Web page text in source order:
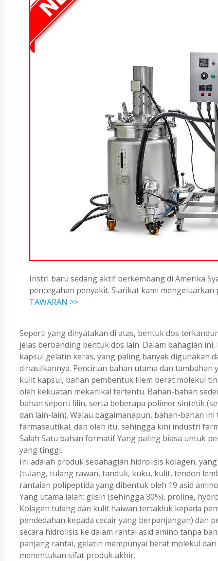
InstrI baru sedang aktif berkembang di Amerika
pencegahan penyakit. Siarikat kami
TAWARAN >>
Seperti yang dinyatakan di atas, bentuk dos
jelas berbanding bentuk dos lain. Dalam bahagian
kapsul gelatin keras, yang paling banyak digunakan
dihasilkannya. Pencirian bahan utama dan
kulit kapsul, bahan pembentuk filem berat molekul
oleh kekuatan mekanikal tertentu. Bahan-bahan
bahan seperti lilin, serta beberapa polimer sintetik
dan lain-lain). Walau bagaimanapun, bahan-bahan
farmaseutikal, dan oleh itu, sehingga kini industri
Salah Satu bahan formatif Yang paling biasa untuk
yang tinggi.
Ini adalah produk sebahagian hidrolisis kolagen,
(tulang, tulang rawan, tanduk, kuku, kulit, tendon
rantaian polipeptida yang dibentuk oleh 19 asid
Yang utama ialah: glisin (sehingga 30%), proline,
Kolagen tulang dan kulit haiwan tertakluk kepada
pendedahan kepada cecair yang berpanjangan) dan
secara hidrolisis ke dalam rantai asid amino tanpa
panjang rantai, gelatin mempunyai berat molekul
menentukan sifat produk akhir.